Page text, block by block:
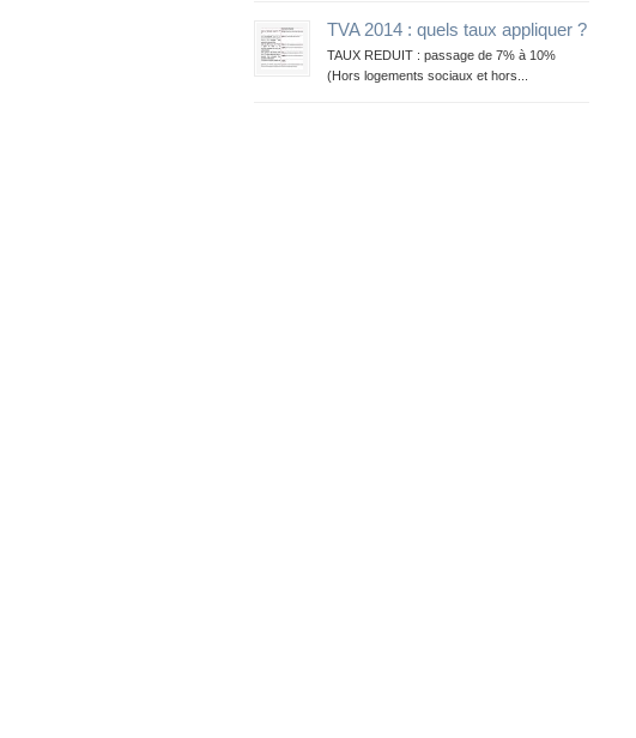
TVA 2014 : quels taux appliquer ?
TAUX REDUIT : passage de 7% à 10%
(Hors logements sociaux et hors...